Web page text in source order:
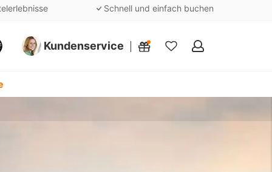
Schnell und einfach buchen
Kundenservice
Meine